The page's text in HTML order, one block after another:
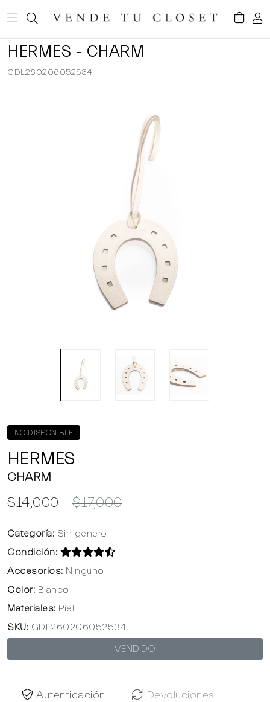
HERMES - CHARM
GDL260206052534
NO DISPONIBLE
HERMES
CHARM
$14,000 $17,000
Categoría: Sin género..
Condición:
Accesorios: Ninguno
Color: Blanco
Materiales: Piel
SKU: GDL260206052534
VENDIDO
Autenticación
Devoluciones